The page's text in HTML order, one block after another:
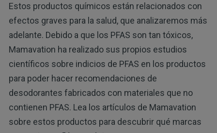
Estos productos químicos están relacionados con
efectos graves para la salud, que analizaremos más
adelante. Debido a que los PFAS son tan tóxicos,
Mamavation ha realizado sus propios estudios
científicos sobre indicios de PFAS en los productos
para poder hacer recomendaciones de
desodorantes fabricados con materiales que no
contienen PFAS. Lea los artículos de Mamavation
sobre estos productos para descubrir qué marcas